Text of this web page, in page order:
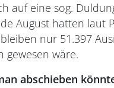
auf eine sog.
August hatten laut
nur 51.397
gewesen wäre.
abschieben